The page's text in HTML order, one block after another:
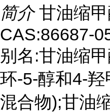
简介 甘油缩
CAS:86687-
别名:甘油缩
环-5-醇和4-
混合物);甘油